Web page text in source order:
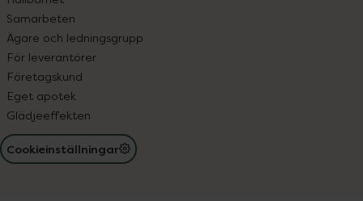
Samarbeten
Ägare och ledningsgrupp
För leverantörer
Företagskund
Eget apotek
Glädjeeffekten
Cookieinställningar